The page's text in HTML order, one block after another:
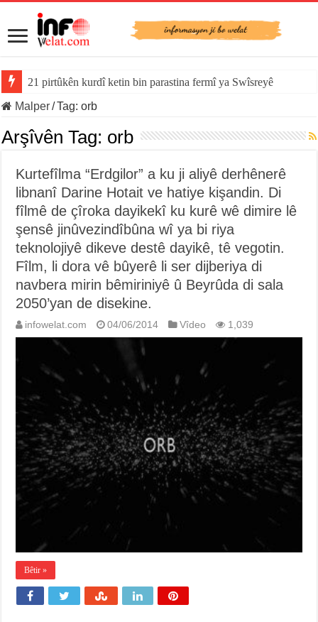
21 pirtûkên kurdî ketin bin parastina fermî ya Swîsreyê
Malper/Tag:orb
Arşîvên Tag: orb
Kurtefîlma “Erdgilor” a ku ji aliyê derhênerê
libnanî Darine Hotait ve hatiye kişandin. Di
fîlmê de çîroka dayikekî ku kurê wê dimire lê
şensê jinûvezindîbûna wî ya bi riya
teknolojiyê dikeve destê dayikê, tê vegotin.
Fîlm, li dora vê bûyerê li ser dijberiya di
navbera mirin bêmiriniyê û Beyrûda di sala
2050’yan de disekine.
infowelat.com 04/06/2014 Vîdeo 1,039
Bêtir »